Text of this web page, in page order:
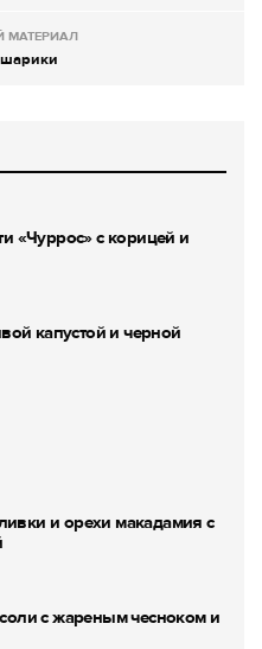
«Чуррос» с корицей и
капустой и черной
и орехи макадамия с
с жареным чесноком и